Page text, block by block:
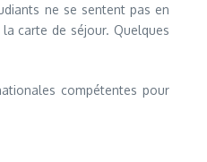
ne se sentent pas en
carte de séjour. Quelques
compétentes pour